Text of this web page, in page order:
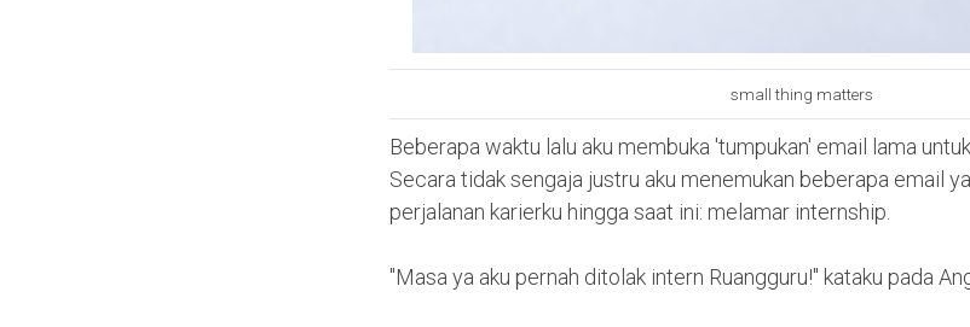
small thing matters
Beberapa waktu lalu aku membuka 'tumpukan' email lama
Secara tidak sengaja justru aku menemukan beberapa email
perjalanan karierku hingga saat ini: melamar internship.
"Masa ya aku pernah ditolak intern Ruangguru!" kataku pada